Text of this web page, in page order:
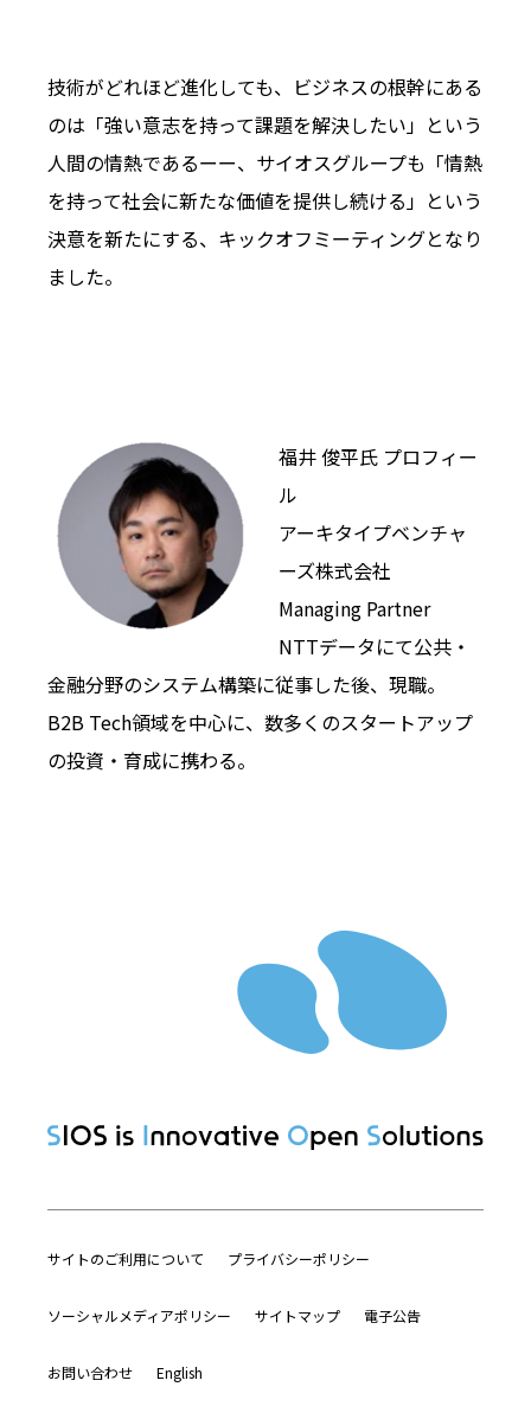
技術がどれほど進化しても、ビジネスの根幹にある
のは「強い意志を持って課題を解決したい」という
人間の情熱であるーー、サイオスグループも「情熱
を持って社会に新たな価値を提供し続ける」という
決意を新たにする、キックオフミーティングとなり
ました。
福井 俊平氏 プロフィー
ル
アーキタイプベンチャ
ーズ株式会社
Managing Partner
NTTデータにて公共・
金融分野のシステム構築に従事した後、現職。
B2B Tech領域を中心に、数多くのスタートアップ
の投資・育成に携わる。
サイトのご利用について プライバシーポリシー
ソーシャルメディアポリシー サイトマップ 電子公告
お問い合わせ English